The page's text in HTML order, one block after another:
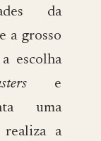
da
a grosso
escolha
e
uma
realiza a